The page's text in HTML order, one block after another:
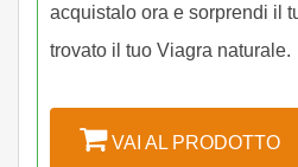
acquistalo ora e sorprendi il
trovato il tuo Viagra naturale.
VAI AL PRODOTTO